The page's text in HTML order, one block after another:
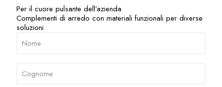
Per il cuore pulsante dell’azienda
Complementi di arredo con materiali funzionali per diverse
soluzioni